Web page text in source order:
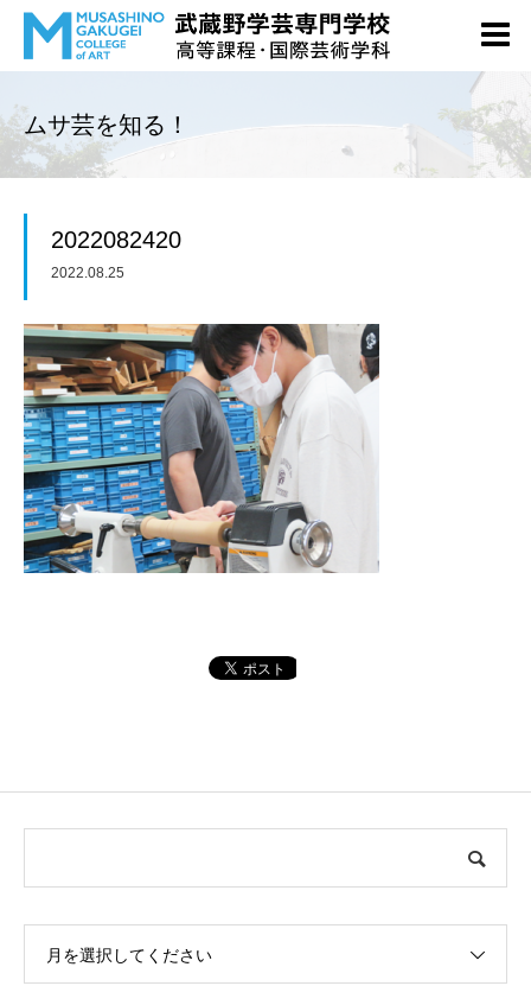
ムサ芸を知る！
2022082420
2022.08.25
月を選択してください